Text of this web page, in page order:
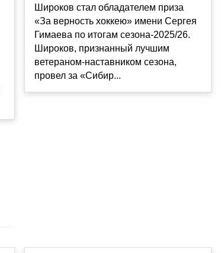
Широков стал обладателем приза
«За верность хоккею» имени Сергея
Гимаева по итогам сезона-2025/26.
Широков, признанный лучшим
ветераном-наставником сезона,
провел за «Сибир...